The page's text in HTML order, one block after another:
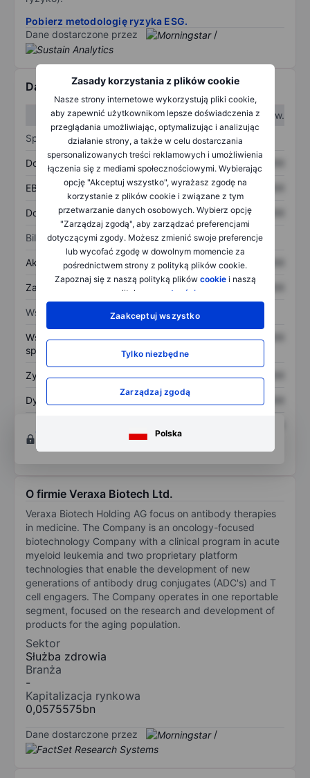
Zasady korzystania z plików cookie
Nasze strony internetowe wykorzystują pliki cookie,
aby zapewnić użytkownikom lepsze doświadczenia z
przeglądania umożliwiając, optymalizując i analizując
działanie strony, a także w celu dostarczania
spersonalizowanych treści reklamowych i umożliwienia
łączenia się z mediami społecznościowymi. Wybierając
opcję "Akceptuj wszystko", wyrażasz zgodę na
korzystanie z plików cookie i związane z tym
przetwarzanie danych osobowych. Wybierz opcję
"Zarządzaj zgodą", aby zarządzać preferencjami
dotyczącymi zgody. Możesz zmienić swoje preferencje
lub wycofać zgodę w dowolnym momencie za
pośrednictwem strony z polityką plików cookie.
Zapoznaj się z naszą polityką plików cookiei naszą
polityką
prywatności
Zaakceptuj wszystko
Tylko niezbędne
Zarządzaj zgodą
Polska
Pobierz metodologię ryzyka ESG.
Dane dostarczone przez
/
Dane finansowe
W I kw.
W II kw.
Sprawozdanie z zysków
Dochód XXXXXXX XXXXXXX
EBITDA XXXXXXX XXXXXXX
Dochód netto XXXXXXX XXXXXXX
Bilans
Aktywa ogółem XXXXXXX XXXXXXX
Zadłużenie ogółem XXXXXXX XXXXXXX
Wskaźniki
Współczynnik cena do
sprzedaży
XXXXXXX XXXXXXX
Zysk na akcję XXXXXXX XXXXXXX
Dywidenda na akcję XXXXXXX XXXXXXX
własnego
Otwórz konto
aby uzyskać dostęp do większej
O firmie Veraxa Biotech Ltd.
Veraxa Biotech Holding AG focus on antibody therapies
in medicine. The Company is an oncology-focused
biotechnology Company with a clinical program in acute
myeloid leukemia and two proprietary platform
technologies that enable the development of new
generations of antibody drug conjugates (ADC's) and T
cell engagers. The Company operates in one reportable
segment, focused on the research and development of
products for the aging population.
Sektor
Służba zdrowia
Branża
-
Kapitalizacja rynkowa
0,0575575bn
Dane dostarczone przez /